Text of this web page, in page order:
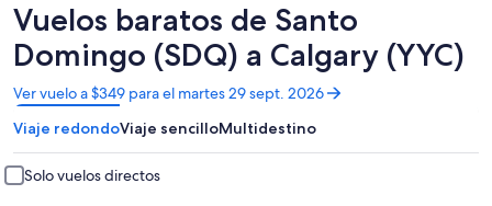
Vuelos baratos de Santo
Domingo (SDQ) a Calgary (YYC)
Ver vuelo a $349 para el martes 29 sept. 2026
Se
abrirá
en
una
nueva
ventana
Viaje redondoViaje sencilloMultidestino
Solo vuelos directos